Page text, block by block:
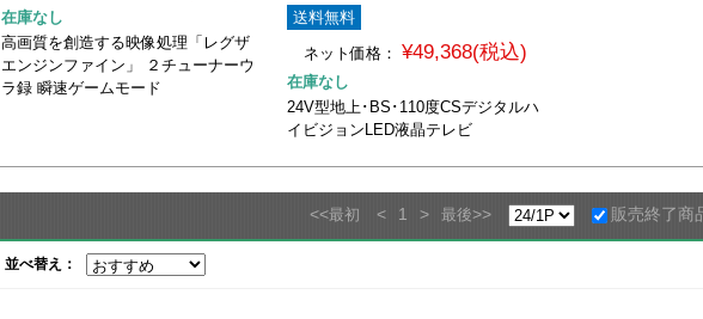
在庫なし
高画質を創造する映像処理「レグザ
エンジンファイン」 ２チューナーウ
ラ録 瞬速ゲームモード
送料無料
ネット価格：
¥49,368(税込)
在庫なし
24V型地上･BS･110度CSデジタルハ
イビジョンLED液晶テレビ
<<最初 < 1 > 最後>> 販売終了商
並べ替え：